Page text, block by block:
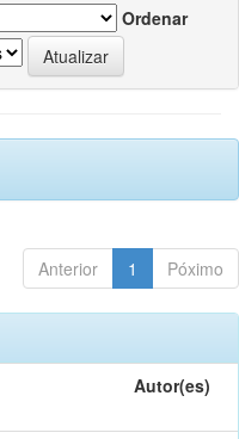
Ordenar
Anterior 1 Póximo
Autor(es)